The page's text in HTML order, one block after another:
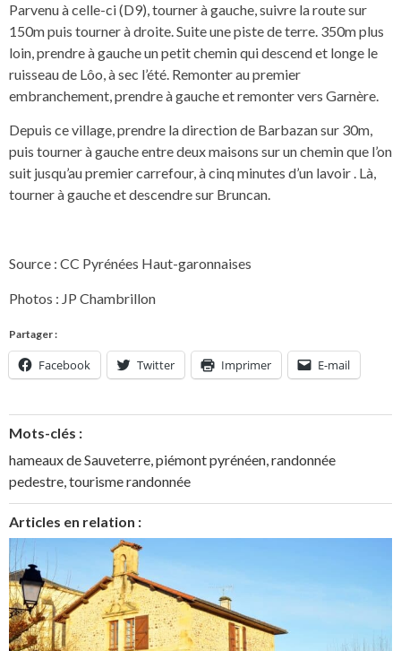
Parvenu à celle-ci (D9), tourner à gauche, suivre la route sur
150m puis tourner à droite. Suite une piste de terre. 350m plus
loin, prendre à gauche un petit chemin qui descend et longe le
ruisseau de Lôo, à sec l’été. Remonter au premier
embranchement, prendre à gauche et remonter vers Garnère.
Depuis ce village, prendre la direction de Barbazan sur 30m,
puis tourner à gauche entre deux maisons sur un chemin que l’on
suit jusqu’au premier carrefour, à cinq minutes d’un lavoir . Là,
tourner à gauche et descendre sur Bruncan.
Source : CC Pyrénées Haut-garonnaises
Photos : JP Chambrillon
Partager :
Facebook Twitter Imprimer E-mail
Mots-clés :
hameaux de Sauveterre,piémont pyrénéen,randonnée
pedestre,tourisme randonnée
Articles en relation :